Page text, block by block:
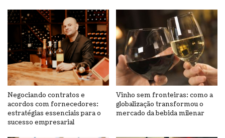
Negociando contratos e
acordos com fornecedores:
estratégias essenciais para o
sucesso empresarial
Vinho sem fronteiras: como a
globalização transformou o
mercado da bebida milenar